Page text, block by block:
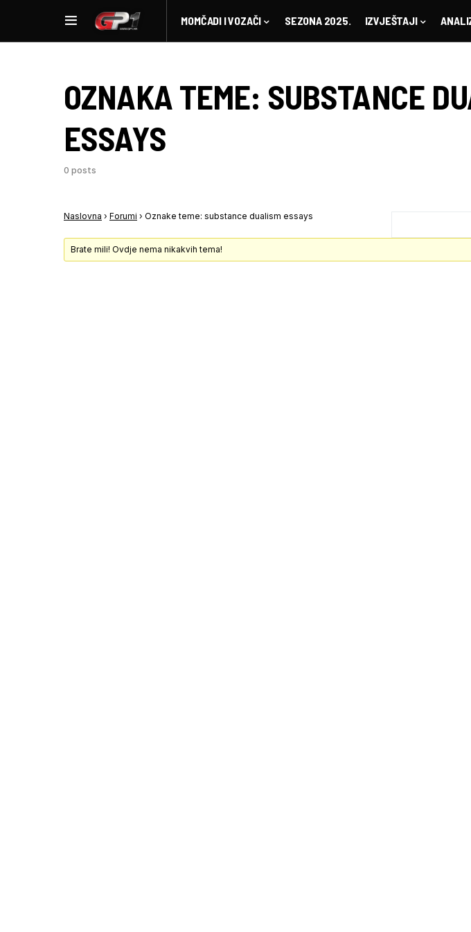
MOMČADI I VOZAČI SEZONA 2025. IZVJEŠTAJI
OZNAKA TEME: SUBSTANCE
ESSAYS
0 posts
Naslovna › Forumi › Oznake teme: substance dualism essays
Brate mili! Ovdje nema nikakvih tema!